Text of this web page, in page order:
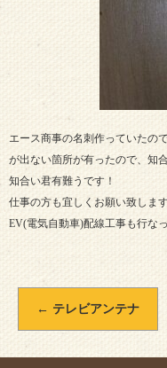
エース商事の名刺作っていたの
が出ない箇所が有ったので、知
知合い君有難うです！
仕事の方も宜しくお願い致します
EV(電気自動車)配線工事も行な
← テレビアンテナ